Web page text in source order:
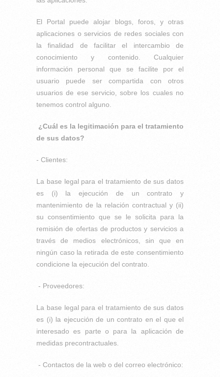
El Portal puede alojar blogs, foros, y otras
aplicaciones o servicios de redes sociales con
la finalidad de facilitar el intercambio de
conocimiento y contenido. Cualquier
información personal que se facilite por el
usuario puede ser compartida con otros
usuarios de ese servicio, sobre los cuales no
tenemos control alguno.
¿Cuál es la legitimación para el tratamiento
de sus datos?
- Clientes:
La base legal para el tratamiento de sus datos
es (i) la ejecución de un contrato y
mantenimiento de la relación contractual y (ii)
su consentimiento que se le solicita para la
remisión de ofertas de productos y servicios a
través de medios electrónicos, sin que en
ningún caso la retirada de este consentimiento
condicione la ejecución del contrato.
- Proveedores:
La base legal para el tratamiento de sus datos
es (i) la ejecución de un contrato en el que el
interesado es parte o para la aplicación de
medidas precontractuales.
- Contactos de la web o del correo electrónico: